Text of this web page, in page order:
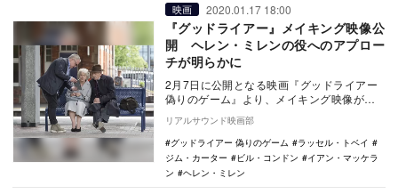
映画 2020.01.17 18:00
『グッドライアー』メイキング映像公
開 ヘレン・ミレンの役へのアプロー
チが明らかに
2月7日に公開となる映画『グッドライアー
偽りのゲーム』より、メイキング映像が公
開された。 本作は、ヘレン・ミレンとイ
アン・…
リアルサウンド映画部
グッドライアー 偽りのゲーム
ラッセル・トベイ
ジム・カーター
ビル・コンドン
イアン・マッケラ
ン
ヘレン・ミレン